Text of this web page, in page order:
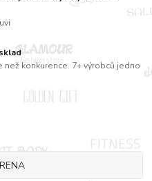
konkurence. 7+ výrobců jedno